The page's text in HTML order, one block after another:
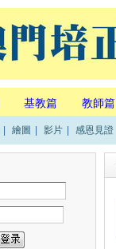
基教篇 教師篇
繪圖 影片 感恩見證